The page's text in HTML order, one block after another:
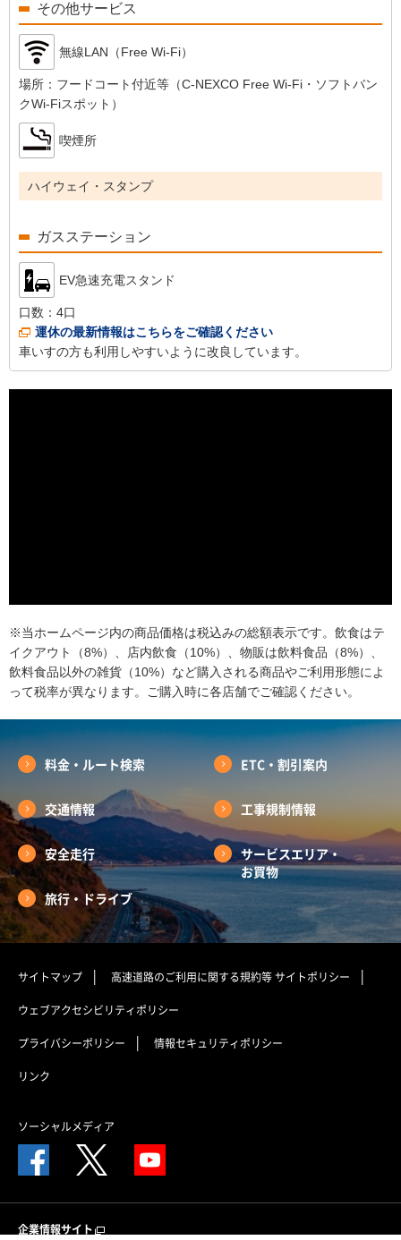
その他サービス
無線LAN（Free Wi-Fi）
場所： フードコート付近等（C-NEXCO Free Wi-Fi・ソフトバン
クWi-Fiスポット）
喫煙所
ハイウェイ・スタンプ
ガスステーション
EV急速充電スタンド
口数： 4口
運休の最新情報はこちらをご確認ください
車いすの方も利用しやすいように改良しています。
※当ホームページ内の商品価格は税込みの総額表示です。飲食はテ
イクアウト（8%）、店内飲食（10%）、物販は飲料食品（8%）、
飲料食品以外の雑貨（10%）など購入される商品やご利用形態によ
って税率が異なります。ご購入時に各店舗でご確認ください。
料金・ルート検索 ETC・割引案内
交通情報 工事規制情報
安全走行
サービスエリア・
お買物
旅行・ドライブ
サイトマップ 高速道路のご利用に関する規約等サイトポリシー
ウェブアクセシビリティポリシー
プライバシーポリシー 情報セキュリティポリシー
リンク
ソーシャルメディア
企業情報サイト